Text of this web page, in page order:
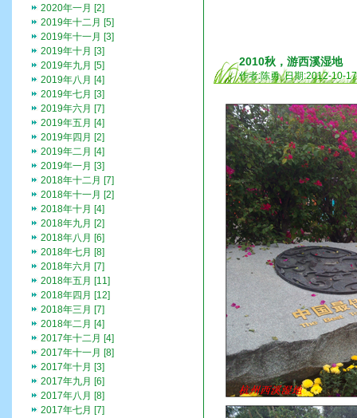
2010秋，游西溪湿地
作者:陈勇 日期:2012-10-17
2020年一月 [2]
2019年十二月 [5]
2019年十一月 [3]
2019年十月 [3]
2019年九月 [5]
2019年八月 [4]
2019年七月 [3]
2019年六月 [7]
2019年五月 [4]
2019年四月 [2]
2019年二月 [4]
2019年一月 [3]
2018年十二月 [7]
2018年十一月 [2]
2018年十月 [4]
2018年九月 [2]
2018年八月 [6]
2018年七月 [8]
2018年六月 [7]
2018年五月 [11]
2018年四月 [12]
2018年三月 [7]
2018年二月 [4]
2017年十二月 [4]
2017年十一月 [8]
2017年十月 [3]
2017年九月 [6]
2017年八月 [8]
2017年七月 [7]